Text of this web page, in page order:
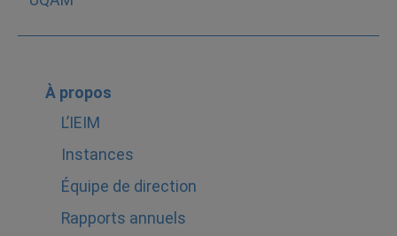
À propos
L’IEIM
Instances
Équipe de direction
Rapports annuels